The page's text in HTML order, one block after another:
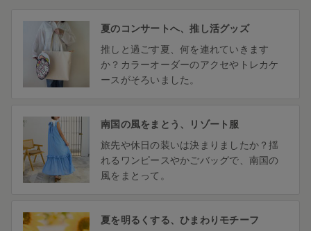
夏のコンサートへ、推し活グッズ
推しと過ごす夏、何を連れていきます
か？カラーオーダーのアクセやトレカケ
ースがそろいました。
南国の風をまとう、リゾート服
旅先や休日の装いは決まりましたか？揺
れるワンピースやかごバッグで、南国の
風をまとって。
夏を明るくする、ひまわりモチーフ